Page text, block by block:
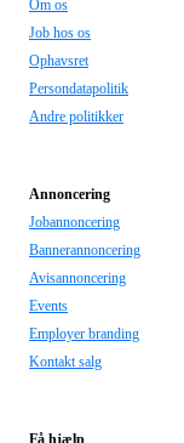
Om os
Job hos os
Ophavsret
Persondatapolitik
Andre politikker
Annoncering
Jobannoncering
Bannerannoncering
Avisannoncering
Events
Employer branding
Kontakt salg
Få hjælp